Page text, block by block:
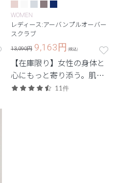
WOMEN
レディース:アーバンプルオーバー
スクラブ
13,090円 9,163円 (税込)
【在庫限り】女性の身体と
心にもっと寄り添う。肌触
りにこだわった素材と柔ら
11件